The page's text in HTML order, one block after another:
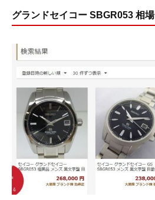
グランドセイコー SBGR053 相場